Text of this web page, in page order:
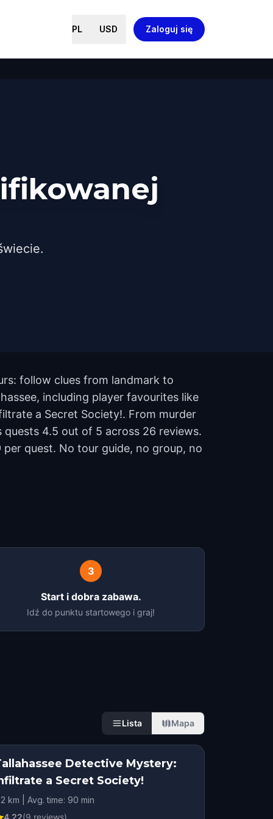
PL USD Zaloguj się
follow clues from landmark to
including player favourites like
a Secret Society!. From murder
4.5 out of 5 across 26 reviews.
quest. No tour guide, no group, no
3
Start i dobra zabawa.
Idź do punktu startowego i graj!
Lista Mapa
Detective Mystery:
a Secret Society!
km | Avg. time: 90 min
4.22(9 reviews)